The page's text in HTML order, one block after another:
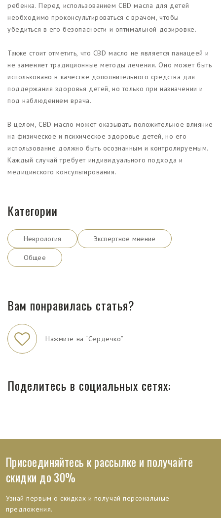
ребенка. Перед использованием CBD масла для детей
необходимо проконсультироваться с врачом, чтобы
убедиться в его безопасности и оптимальной дозировке.
Также стоит отметить, что CBD масло не является панацеей и
не заменяет традиционные методы лечения. Оно может быть
использовано в качестве дополнительного средства для
поддержания здоровья детей, но только при назначении и
под наблюдением врача.
В целом, CBD масло может оказывать положительное влияние
на физическое и психическое здоровье детей, но его
использование должно быть осознанным и контролируемым.
Каждый случай требует индивидуального подхода и
медицинского консультирования.
Категории
Неврология Экспертное мнение
Общее
Вам понравилась статья?
Нажмите на “Сердечко”
Поделитесь в социальных сетях:
Присоединяйтесь к рассылке и получайте
скидки до 30%
Узнай первым о скидках и получай персональные
предложения.